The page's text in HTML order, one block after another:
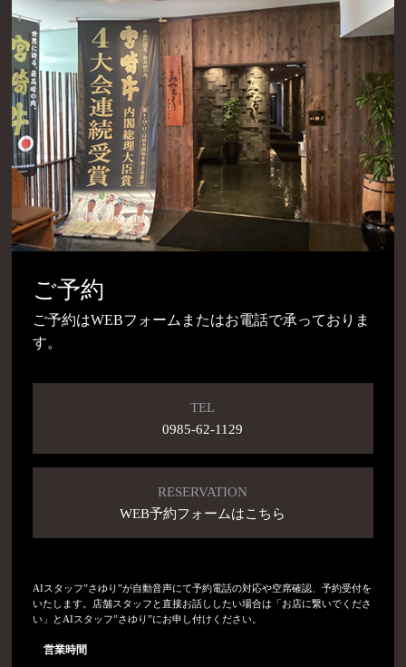
ご予約
ご予約はWEBフォームまたはお電話で承っておりま
す。
TEL
0985-62-1129
RESERVATION
WEB予約フォームはこちら
AIスタッフ”さゆり”が自動音声にて予約電話の対応や空席確認、予約受付を
いたします。店舗スタッフと直接お話ししたい場合は「お店に繋いでくださ
い」とAIスタッフ”さゆり”にお申し付けください。
営業時間